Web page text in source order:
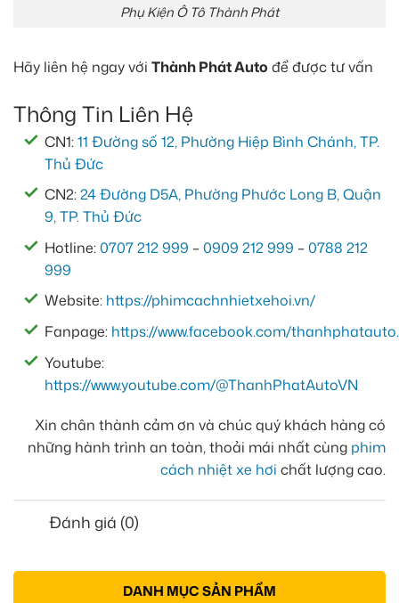
Phụ Kiện Ô Tô Thành Phát
Hãy liên hệ ngay với Thành Phát Auto để được tư vấn
Thông Tin Liên Hệ
CN1:11 Đường số 12, Phường Hiệp Bình Chánh, TP.
Thủ Đức
CN2:24 Đường D5A, Phường Phước Long B, Quận
9, TP. Thủ Đức
Hotline:0707 212 999 –0909 212 999 –0788 212
999
Website: https://phimcachnhietxehoi.vn/
Fanpage: https://www.facebook.com/
Youtube:
https://www.youtube.com/@ThanhPhatAutoVN
Xin chân thành cảm ơn và chúc quý khách hàng có
những hành trình an toàn, thoải mái nhất cùng phim
cách nhiệt xe hơi chất lượng cao.
Đánh giá (0)
DANH MỤC SẢN PHẨM